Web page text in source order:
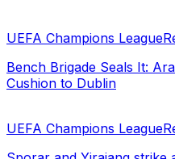
UEFA Champions League
Bench Brigade Seals It:
Cushion to Dublin
UEFA Champions League